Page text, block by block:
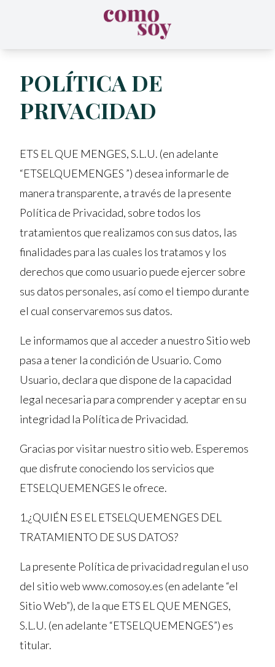
POLÍTICA DE
PRIVACIDAD
ETS EL QUE MENGES, S.L.U. (en adelante
“ETSELQUEMENGES ”) desea informarle de
manera transparente, a través de la presente
Política de Privacidad, sobre todos los
tratamientos que realizamos con sus datos, las
finalidades para las cuales los tratamos y los
derechos que como usuario puede ejercer sobre
sus datos personales, así como el tiempo durante
el cual conservaremos sus datos.
Le informamos que al acceder a nuestro Sitio web
pasa a tener la condición de Usuario. Como
Usuario, declara que dispone de la capacidad
legal necesaria para comprender y aceptar en su
integridad la Política de Privacidad.
Gracias por visitar nuestro sitio web. Esperemos
que disfrute conociendo los servicios que
ETSELQUEMENGES le ofrece.
1.¿QUIÉN ES EL ETSELQUEMENGES DEL
TRATAMIENTO DE SUS DATOS?
La presente Política de privacidad regulan el uso
del sitio web www.comosoy.es (en adelante “el
Sitio Web”), de la que ETS EL QUE MENGES,
S.L.U. (en adelante “ETSELQUEMENGES”) es
titular.